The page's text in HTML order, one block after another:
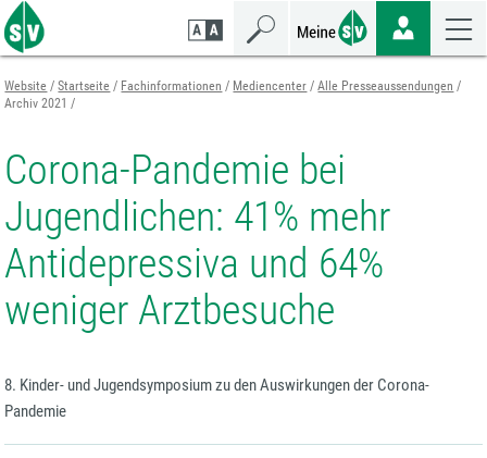
Zum
Seiteninhalt
springen
Zur
Navigation
springen
Zur
Mobilen
Navigation
springen
Website Startseite Fachinformationen Mediencenter
Alle Presseaussendungen
Archiv 2021
Corona-Pandemie bei
Jugendlichen: 41% mehr
Antidepressiva und 64%
weniger Arztbesuche
8. Kinder- und Jugendsymposium zu den Auswirkungen der Corona-
Pandemie